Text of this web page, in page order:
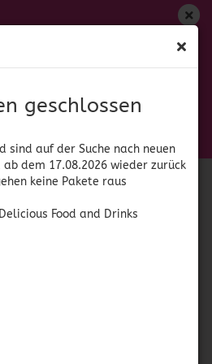
geschlossen
sind auf der Suche nach neuen
dem 17.08.2026 wieder zurück
keine Pakete raus
Food and Drinks
keine Pakete raus
Food and Drinks